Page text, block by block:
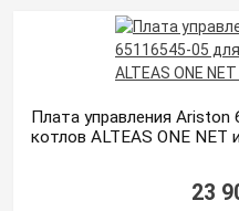
Плата управления
котлов ALTEAS ONE NET
23